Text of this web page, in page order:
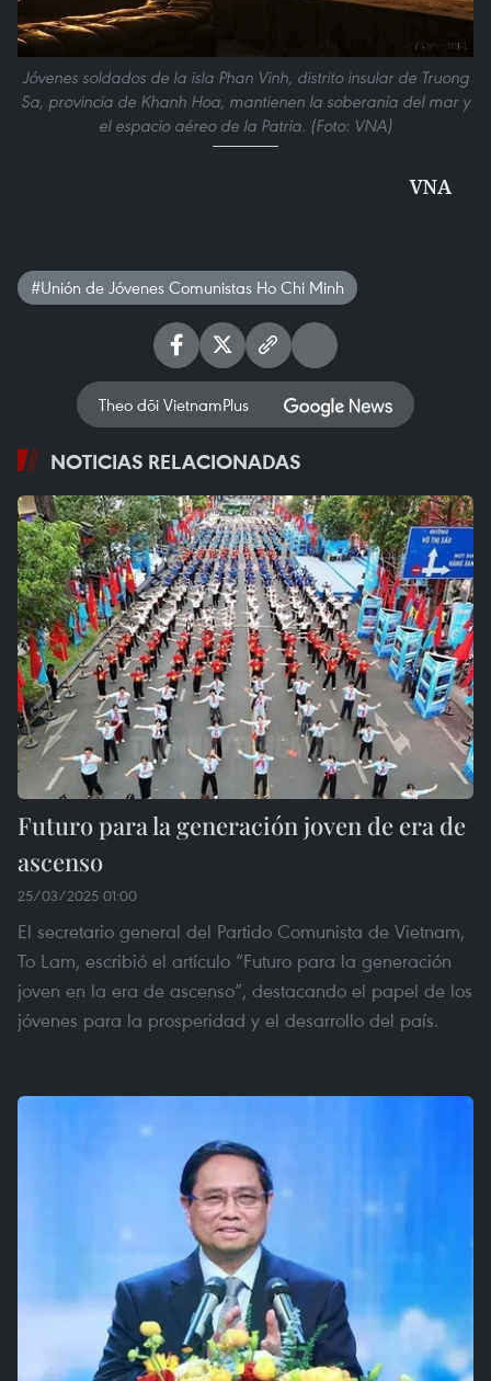
Jóvenes soldados de la isla Phan Vinh, distrito insular de Truong
Sa, provincia de Khanh Hoa, mantienen la soberanía del mar y
el espacio aéreo de la Patria. (Foto: VNA)
VNA
#Unión de Jóvenes Comunistas Ho Chi Minh
Theo dõi VietnamPlus
NOTICIAS RELACIONADAS
Futuro para la generación joven de era de
ascenso
25/03/2025 01:00
El secretario general del Partido Comunista de Vietnam,
To Lam, escribió el artículo “Futuro para la generación
joven en la era de ascenso”, destacando el papel de los
jóvenes para la prosperidad y el desarrollo del país.